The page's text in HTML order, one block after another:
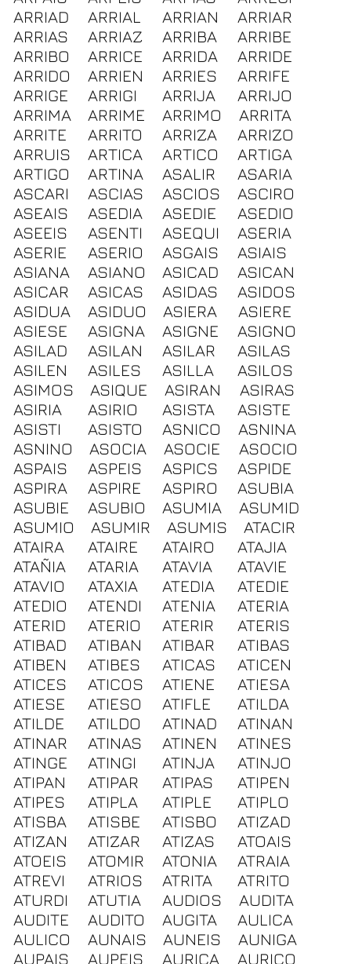
ARRIAD
ARRIAL ARRIAN
ARRIAR
ARRIAS
ARRIAZ ARRIBA
ARRIBE
ARRIBO
ARRICE ARRIDA
ARRIDE
ARRIDO
ARRIEN ARRIES
ARRIFE
ARRIGE
ARRIGI ARRIJA
ARRIJO
ARRIMA
ARRIME ARRIMO
ARRITA
ARRITE
ARRITO ARRIZA
ARRIZO
ARRUIS
ARTICA ARTICO
ARTIGA
ARTIGO
ARTINA ASALIR
ASARIA
ASCARI
ASCIAS ASCIOS
ASCIRO
ASEAIS
ASEDIA ASEDIE
ASEDIO
ASEEIS
ASENTI ASEQUI
ASERIA
ASERIE
ASERIO ASGAIS
ASIAIS
ASIANA
ASIANO ASICAD
ASICAN
ASICAR
ASICAS ASIDAS
ASIDOS
ASIDUA
ASIDUO ASIERA
ASIERE
ASIESE
ASIGNA ASIGNE
ASIGNO
ASILAD
ASILAN ASILAR
ASILAS
ASILEN
ASILES ASILLA
ASILOS
ASIMOS
ASIQUE ASIRAN
ASIRAS
ASIRIA
ASIRIO ASISTA
ASISTE
ASISTI
ASISTO ASNICO
ASNINA
ASNINO
ASOCIA ASOCIE
ASOCIO
ASPAIS
ASPEIS ASPICS
ASPIDE
ASPIRA
ASPIRE ASPIRO
ASUBIA
ASUBIE
ASUBIO ASUMIA
ASUMID
ASUMIO
ASUMIR ASUMIS
ATACIR
ATAIRA
ATAIRE ATAIRO
ATAJIA
ATAÑIA
ATARIA ATAVIA
ATAVIE
ATAVIO
ATAXIA ATEDIA
ATEDIE
ATEDIO
ATENDI ATENIA
ATERIA
ATERID
ATERIO ATERIR
ATERIS
ATIBAD
ATIBAN ATIBAR
ATIBAS
ATIBEN
ATIBES ATICAS
ATICEN
ATICES
ATICOS ATIENE
ATIESA
ATIESE
ATIESO ATIFLE
ATILDA
ATILDE
ATILDO ATINAD
ATINAN
ATINAR
ATINAS ATINEN
ATINES
ATINGE
ATINGI ATINJA
ATINJO
ATIPAN
ATIPAR ATIPAS
ATIPEN
ATIPES
ATIPLA ATIPLE
ATIPLO
ATISBA
ATISBE ATISBO
ATIZAD
ATIZAN
ATIZAR ATIZAS
ATOAIS
ATOEIS
ATOMIR ATONIA
ATRAIA
ATREVI
ATRIOS ATRITA
ATRITO
ATURDI
ATUTIA AUDIOS
AUDITA
AUDITE
AUDITO AUGITA
AULICA
AULICO
AUNAIS AUNEIS
AUNIGA
AUPAIS
AUPEIS AURICA
AURICO